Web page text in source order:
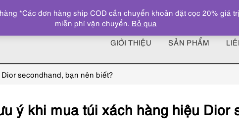
GIỚI THIỆU SẢN PHẨM
secondhand, bạn nên biết?
ý khi mua túi xách hàng hiệu Dior
*Các đơn hàng ship COD cần chuyển khoản đặt cọc 20% giá
miễn phí vận chuyển. Bỏ qua